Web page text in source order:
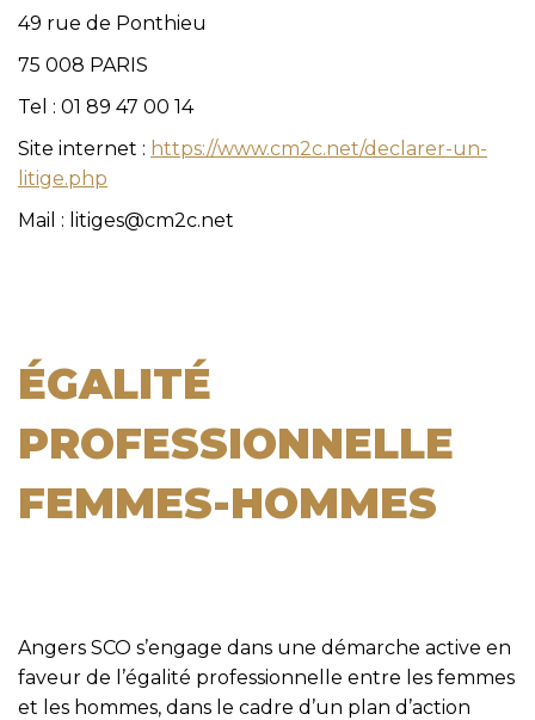
49 rue de Ponthieu
75 008 PARIS
Tel : 01 89 47 00 14
Site internet : https://www.cm2c.net/declarer-un-
litige.php
Mail : litiges@cm2c.net
ÉGALITÉ
PROFESSIONNELLE
FEMMES-HOMMES
Angers SCO s’engage dans une démarche active en
faveur de l’égalité professionnelle entre les femmes
et les hommes, dans le cadre d’un plan d’action